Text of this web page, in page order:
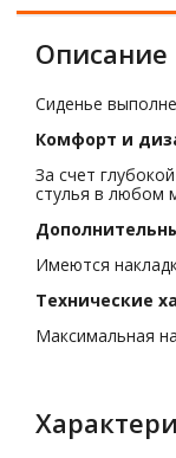
Описание
Сиденье
Комфорт и
За счет
стулья в любом
Имеются
Технические
Максимальная